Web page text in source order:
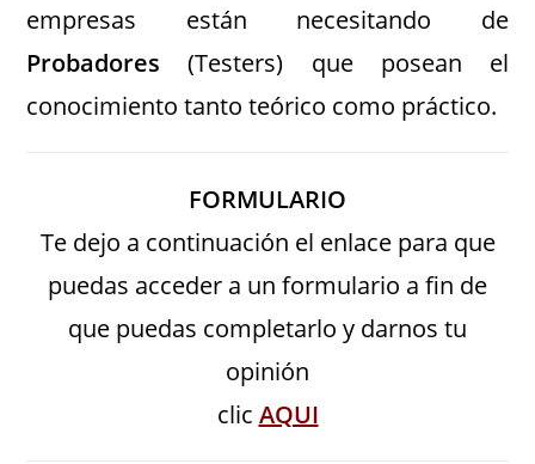
empresas están necesitando de
Probadores (Testers) que posean el
conocimiento tanto teórico como práctico.
FORMULARIO
Te dejo a continuación el enlace para que
puedas acceder a un formulario a fin de
que puedas completarlo y darnos tu
opinión
clic AQUI